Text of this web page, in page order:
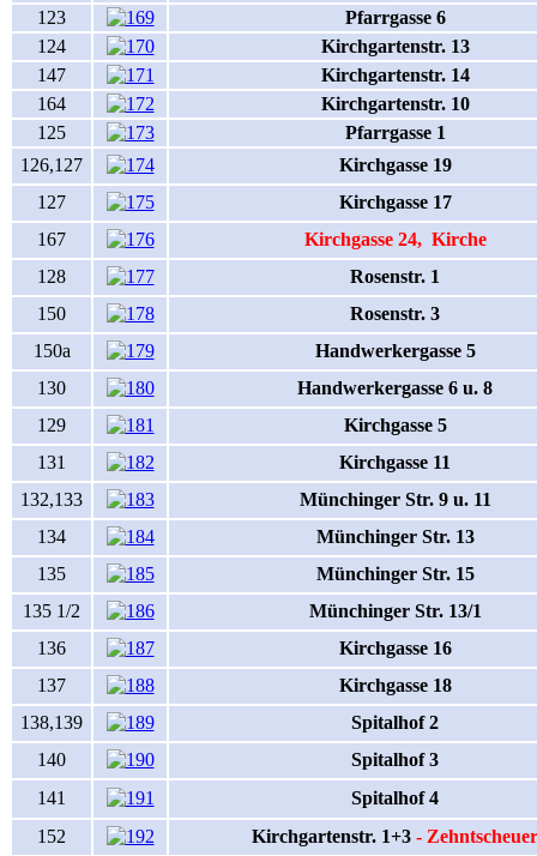
123
Pfarrgasse 6
124
Kirchgartenstr. 13
147
Kirchgartenstr. 14
164
Kirchgartenstr. 10
125
Pfarrgasse 1
126,127
Kirchgasse 19
127
Kirchgasse 17
167
Kirchgasse 24, Kirche
128
Rosenstr. 1
150
Rosenstr. 3
150a
Handwerkergasse 5
130
Handwerkergasse 6 u. 8
129
Kirchgasse 5
131
Kirchgasse 11
132,133
Münchinger Str. 9 u. 11
134
Münchinger Str. 13
135
Münchinger Str. 15
135 1/2
Münchinger Str. 13/1
136
Kirchgasse 16
137
Kirchgasse 18
138,139
Spitalhof 2
140
Spitalhof 3
141
Spitalhof 4
152
Kirchgartenstr. 1+3 - Zehntscheuer